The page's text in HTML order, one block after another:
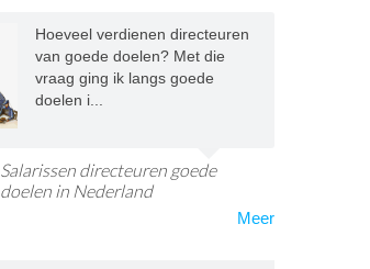
Hoeveel verdienen directeuren
van goede doelen? Met die
vraag ging ik langs goede
doelen i...
Salarissen directeuren goede
doelen in Nederland
Meer